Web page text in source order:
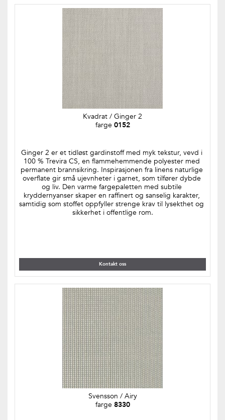
Kvadrat / Ginger 2
farge 0152
Ginger 2 er et tidløst gardinstoff med myk tekstur, vevd i
100 % Trevira CS, en flammehemmende polyester med
permanent brannsikring. Inspirasjonen fra linens naturlige
overflate gir små ujevnheter i garnet, som tilfører dybde
og liv. Den varme fargepaletten med subtile
kryddernyanser skaper en raffinert og sanselig karakter,
samtidig som stoffet oppfyller strenge krav til lysekthet og
sikkerhet i offentlige rom.
Kontakt oss
Svensson / Airy
farge 8330